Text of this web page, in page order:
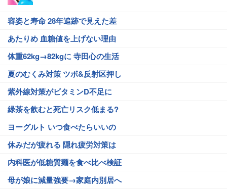
容姿と寿命 28年追跡で見えた差
あたりめ 血糖値を上げない理由
体重62kg→82kgに 寺田心の生活
夏のむくみ対策 ツボ&反射区押し
紫外線対策がビタミンD不足に
緑茶を飲むと死亡リスク低まる?
ヨーグルト いつ食べたらいいの
休みだが疲れる 隠れ疲労対策は
内科医が低糖質麺を食べ比べ検証
母が娘に減量強要→家庭内別居へ